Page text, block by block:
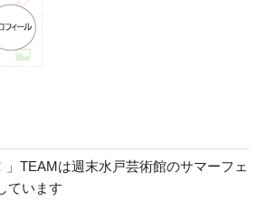
」TEAMは週末水戸芸術館のサマーフェ
ています